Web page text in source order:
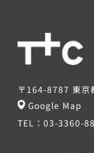
〒164-8787 東京
Google Map
TEL： 03-3360-